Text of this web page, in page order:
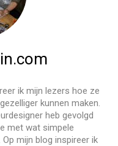
ik mijn lezers hoe ze
kunnen maken.
heb gevolgd
met wat simpele
mijn blog inspireer ik